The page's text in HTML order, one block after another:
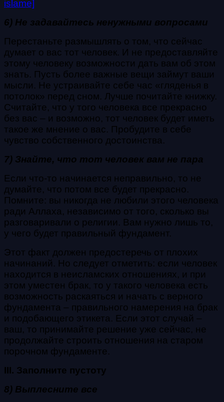
islame]
6) Не задавайтесь ненужными вопросами
Перестаньте размышлять о том, что сейчас
думает о вас тот человек. И не предоставляйте
этому человеку возможности дать вам об этом
знать. Пусть более важные вещи займут ваши
мысли. Не устраивайте себе час «гляденья в
потолок» перед сном. Лучше почитайте книжку.
Считайте, что у того человека все прекрасно
без вас – и возможно, тот человек будет иметь
такое же мнение о вас. Пробудите в себе
чувство собственного достоинства.
7) Знайте, что тот человек вам не пара
Если что-то начинается неправильно, то не
думайте, что потом все будет прекрасно.
Помните: вы никогда не любили этого человека
ради Аллаха, независимо от того, сколько вы
разговаривали о религии. Вам нужно лишь то,
у чего будет правильный фундамент.
Этот факт должен предостеречь от плохих
начинаний. Но следует отметить: если человек
находится в неисламских отношениях, и при
этом уместен брак, то у такого человека есть
возможность раскаяться и начать с верного
фундамента – правильного намерения на брак
и подобающего этикета. Если этот случай –
ваш, то принимайте решение уже сейчас, не
продолжайте строить отношения на старом
порочном фундаменте.
III. Заполните пустоту
8) Выплесните все